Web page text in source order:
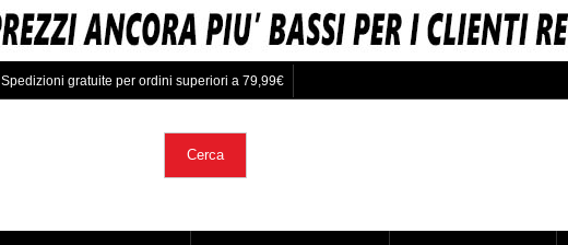
Spedizioni gratuite per ordini superiori a 79,99€
Cerca